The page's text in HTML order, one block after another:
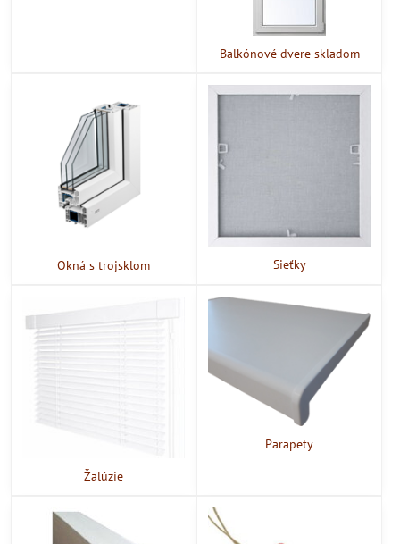
Balkónové dvere skladom
Okná s trojsklom Sieťky
Žalúzie
Parapety